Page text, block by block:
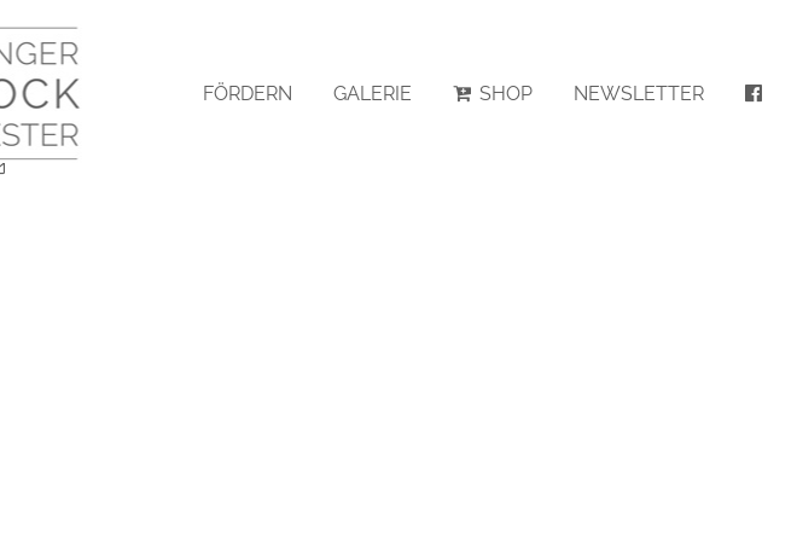
FÖRDERN GALERIE SHOP NEWSLETTER